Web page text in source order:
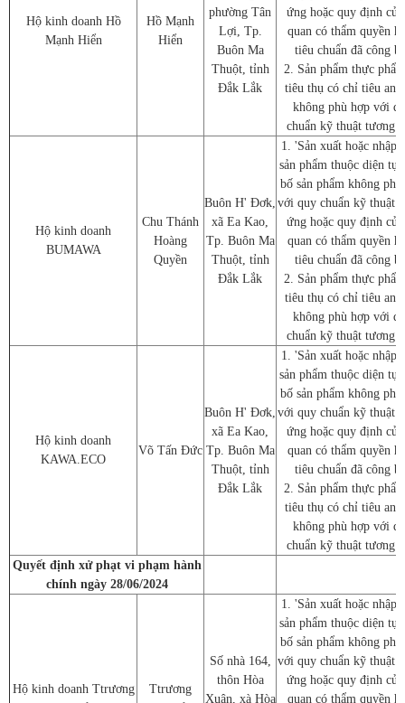
Hộ kinh doanh Hồ
Mạnh Hiển
Hồ Mạnh
Hiển
phường Tân
Lợi, Tp.
Buôn Ma
Thuột, tỉnh
Đắk Lắk
ứng hoặc quy định
quan có thẩm quyền
tiêu chuẩn đã công
2. Sản phẩm thực
tiêu thụ có chỉ tiêu an
không phù hợp với
chuẩn kỹ thuật tương
Hộ kinh doanh
BUMAWA
Chu Thánh
Hoàng
Quyền
Buôn H' Đơk,
xã Ea Kao,
Tp. Buôn Ma
Thuột, tỉnh
Đắk Lắk
1. 'Sản xuất hoặc nhập
sản phẩm thuộc diện tự
bố sản phẩm không
với quy chuẩn kỹ thuật
ứng hoặc quy định
quan có thẩm quyền
tiêu chuẩn đã công
2. Sản phẩm thực
tiêu thụ có chỉ tiêu an
không phù hợp với
chuẩn kỹ thuật tương
Hộ kinh doanh
KAWA.ECO
Võ Tấn Đức
Buôn H' Đơk,
xã Ea Kao,
Tp. Buôn Ma
Thuột, tỉnh
Đắk Lắk
1. 'Sản xuất hoặc nhập
sản phẩm thuộc diện tự
bố sản phẩm không
với quy chuẩn kỹ thuật
ứng hoặc quy định
quan có thẩm quyền
tiêu chuẩn đã công
2. Sản phẩm thực
tiêu thụ có chỉ tiêu an
không phù hợp với
chuẩn kỹ thuật tương
Quyết định xử phạt vi phạm hành
chính ngày 28/06/2024
Hộ kinh doanh Ttrương
Ttrương
Số nhà 164,
thôn Hòa
Xuân, xà Hòa
1. 'Sản xuất hoặc nhập
sản phẩm thuộc diện tự
bố sản phẩm không
với quy chuẩn kỹ thuật
ứng hoặc quy định
quan có thẩm quyền